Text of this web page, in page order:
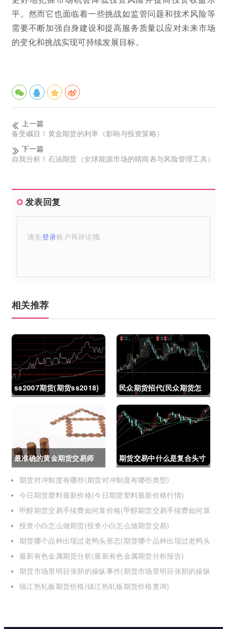
平。然而它也面临着一些挑战如监管问题和技术风险等
需要不断加强自身建设和提高服务质量以应对未来市场
的变化和挑战实现可持续发展目标。
上一篇
备受瞩目！黄金期货的利率（影响与投资策略）
下一篇
自我分析！石油期货（全球能源市场的晴雨表与风险管理工具）
发表回复
请先登录账户再评论哦
相关推荐
ss2007期货(期货ss2018)
民众期货招代(民众期货怎
么了)
最准确的黄金期货交易师
(最准确的黄金期货交易师
是谁)
期货交易中什么是复合头寸
(期货交易中什么是复合头
寸交易)
期货对冲制度有哪些(期货对冲制度有哪些类型)
今日期货塑料最新价格(今日期货塑料最新价格行情)
甲醇期货交易手续费如何算价格(甲醇期货交易手续费如何算
价格的)
投资小白怎么做期货(投资小白怎么做期货交易)
期货哪个品种出现过老鸭头形态(期货哪个品种出现过老鸭头
形态的变化)
最新有色金属期货分析(最新有色金属期货分析报告)
期货市场里明目张胆的操纵事件(期货市场里明目张胆的操纵
事件是什么)
镇江热轧板期货价格(镇江热轧板期货价格查询)